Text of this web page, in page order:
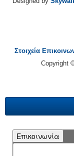
Στοιχεία
Copyright